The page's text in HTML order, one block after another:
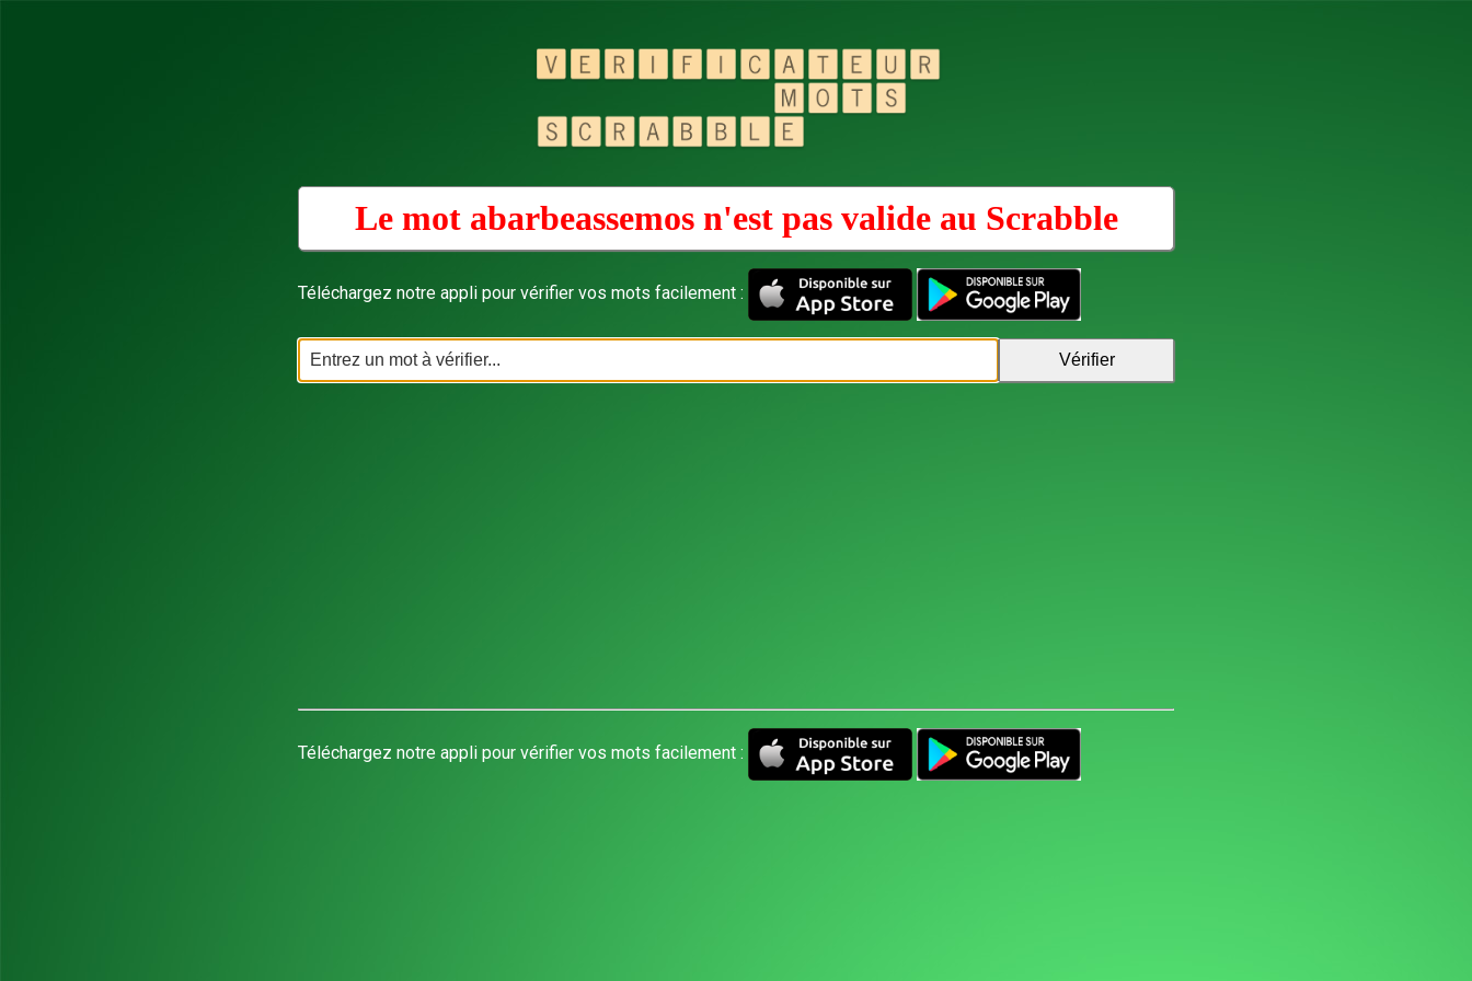
Le mot abarbeassemos n'est pas valide au Scrabble
Téléchargez notre appli pour vérifier vos mots facilement :
Téléchargez notre appli pour vérifier vos mots facilement :